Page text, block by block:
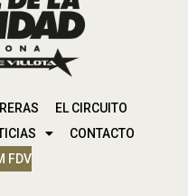
EL CIRCUITO
CONTACTO
FDV